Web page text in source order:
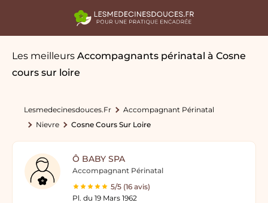
Les meilleurs Accompagnants périnatal à Cosne
cours sur loire
Lesmedecinesdouces.fr
Accompagnant Périnatal
Nievre
Cosne Cours Sur Loire
Ô BABY SPA
Accompagnant Périnatal
5/5 (16 avis)
Pl. du 19 Mars 1962